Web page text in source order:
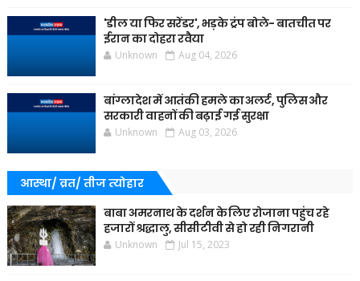
'डील या फिर सरेंडर', भड़के ट्रंप बोले- बातचीत पर
ईरान का दोहरा रवैया
Unknown Aug 04, 2026
बांग्लादेश में आतंकी हमले का अलर्ट, पुलिस और
सरकारी वाहनों की बढ़ाई गई सुरक्षा
Unknown Aug 03, 2026
आस्था/ व्रत/ तीज त्‍योहार
बाबा अमरनाथ के दर्शन के लिए रोजाना पहुंच रहे
हजारों श्रद्धालु, सीसीटीवी से हो रही निगरानी
Unknown Jul 15, 2023